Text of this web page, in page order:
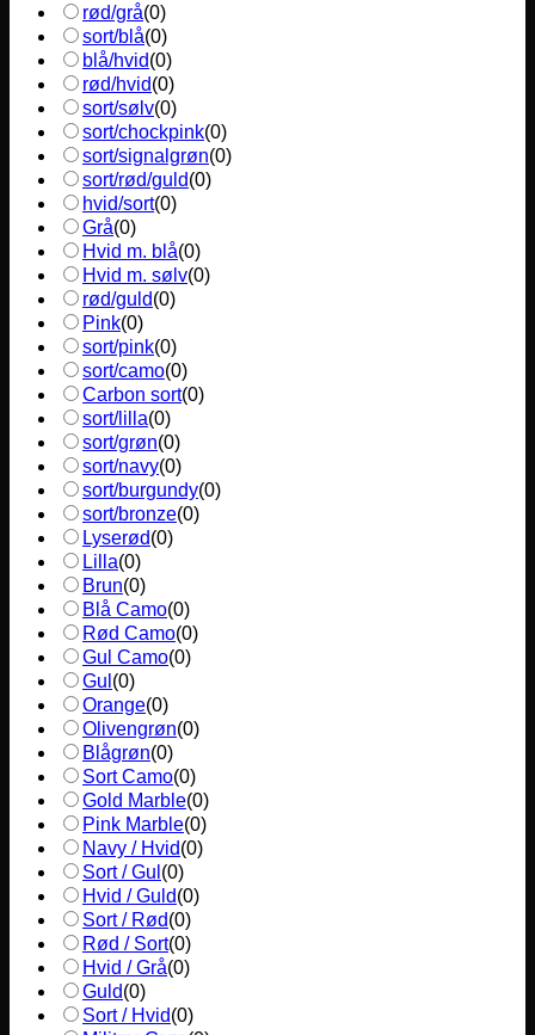
rød/grå(0)
sort/blå(0)
blå/hvid(0)
rød/hvid(0)
sort/sølv(0)
sort/chockpink(0)
sort/signalgrøn(0)
sort/rød/guld(0)
hvid/sort(0)
Grå(0)
Hvid m. blå(0)
Hvid m. sølv(0)
rød/guld(0)
Pink(0)
sort/pink(0)
sort/camo(0)
Carbon sort(0)
sort/lilla(0)
sort/grøn(0)
sort/navy(0)
sort/burgundy(0)
sort/bronze(0)
Lyserød(0)
Lilla(0)
Brun(0)
Blå Camo(0)
Rød Camo(0)
Gul Camo(0)
Gul (0)
Orange(0)
Olivengrøn(0)
Blågrøn(0)
Sort Camo(0)
Gold Marble(0)
Pink Marble(0)
Navy / Hvid(0)
Sort / Gul (0)
Hvid / Guld(0)
Sort / Rød(0)
Rød / Sort(0)
Hvid / Grå(0)
Guld(0)
Sort / Hvid(0)